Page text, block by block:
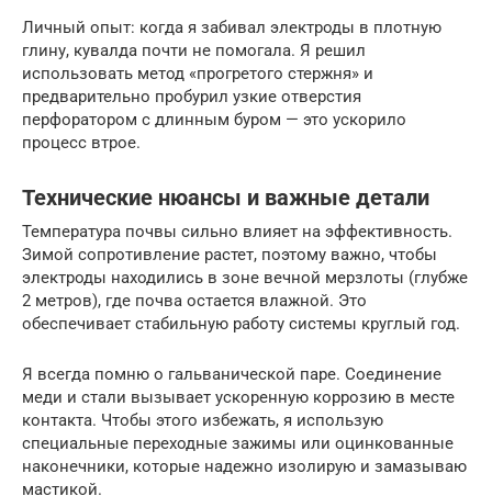
Личный опыт: когда я забивал электроды в плотную
глину, кувалда почти не помогала. Я решил
использовать метод «прогретого стержня» и
предварительно пробурил узкие отверстия
перфоратором с длинным буром — это ускорило
процесс втрое.
Технические нюансы и важные детали
Температура почвы сильно влияет на эффективность.
Зимой сопротивление растет, поэтому важно, чтобы
электроды находились в зоне вечной мерзлоты (глубже
2 метров), где почва остается влажной. Это
обеспечивает стабильную работу системы круглый год.
Я всегда помню о гальванической паре. Соединение
меди и стали вызывает ускоренную коррозию в месте
контакта. Чтобы этого избежать, я использую
специальные переходные зажимы или оцинкованные
наконечники, которые надежно изолирую и замазываю
мастикой.